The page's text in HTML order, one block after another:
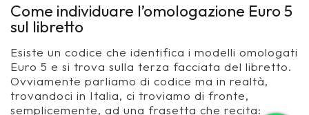
Come individuare l’omologazione Euro 5
sul libretto
Esiste un codice che identifica i modelli omologati
Euro 5 e si trova sulla terza facciata del libretto.
Ovviamente parliamo di codice ma in realtà,
trovandoci in Italia, ci troviamo di fronte,
semplicemente, ad una frasetta che recita: